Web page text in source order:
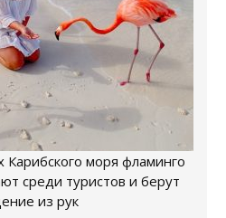
моря фламинго
среди туристов и берут
из рук